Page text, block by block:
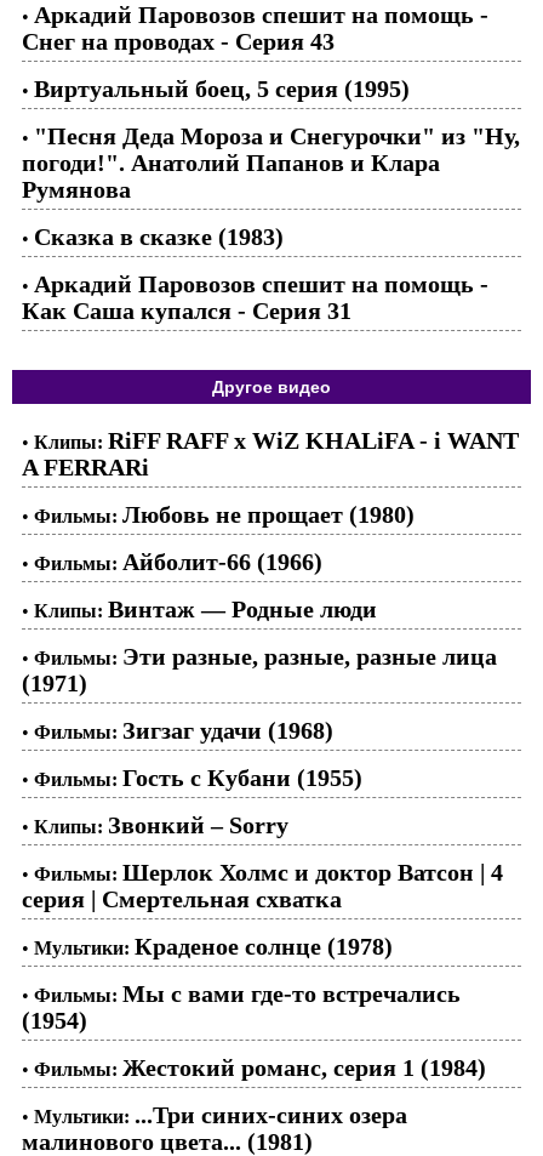
• Аркадий Паровозов спешит на помощь -
Снег на проводах - Cерия 43
• Виртуальный боец, 5 серия (1995)
• "Песня Деда Мороза и Снегурочки" из "Ну,
погоди!". Анатолий Папанов и Клара
Румянова
• Сказка в сказке (1983)
• Аркадий Паровозов спешит на помощь -
Как Саша купался - Серия 31
Другое видео
• Клипы: RiFF RAFF x WiZ KHALiFA - i WANT
A FERRARi
• Фильмы: Любовь не прощает (1980)
• Фильмы: Айболит-66 (1966)
• Клипы: Винтаж — Родные люди
• Фильмы: Эти разные, разные, разные лица
(1971)
• Фильмы: Зигзаг удачи (1968)
• Фильмы: Гость с Кубани (1955)
• Клипы: Звонкий – Sorry
• Фильмы: Шерлок Холмс и доктор Ватсон | 4
серия | Смертельная схватка
• Мультики: Краденое солнце (1978)
• Фильмы: Мы с вами где-то встречались
(1954)
• Фильмы: Жестокий романс, серия 1 (1984)
• Мультики: ...Три синих-синих озера
малинового цвета... (1981)